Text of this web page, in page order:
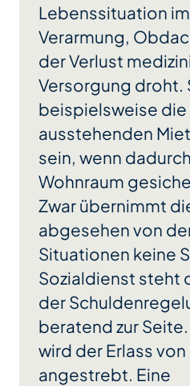
Lebenssituation
Verarmung,
der Verlust
Versorgung droht.
beispielsweise die
ausstehenden
sein, wenn
Wohnraum
Zwar übernimmt
abgesehen von
Situationen keine
Sozialdienst steht
der
beratend zur
wird der Erlass
angestrebt. Eine